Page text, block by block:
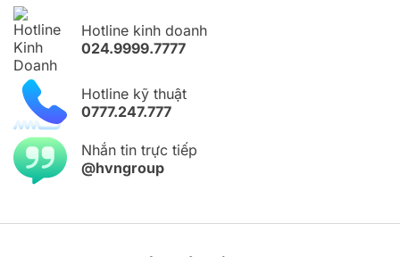
Hotline kinh doanh
024.9999.7777
Hotline kỹ thuật
0777.247.777
Nhắn tin trực tiếp
@hvngroup